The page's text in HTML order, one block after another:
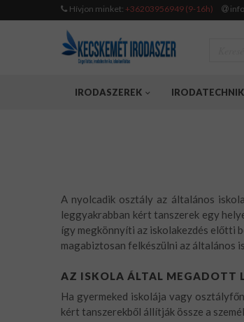
Hívjon minket: +36203956949 (9-16h)
IRODASZEREK
A nyolcadik osztály az általános
leggyakrabban kért tanszerek egy
így megkönnyíti az iskolakezdés előtti
magabiztosan felkészülni az általános
AZ ISKOLA ÁLTAL MEGADOTT
Ha gyermeked iskolája vagy
kért tanszerekből állítják össze a